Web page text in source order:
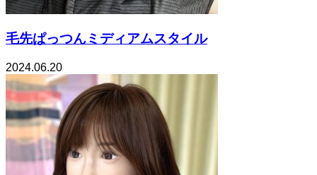
毛先ぱっつんミディアムスタイル
2024.06.20